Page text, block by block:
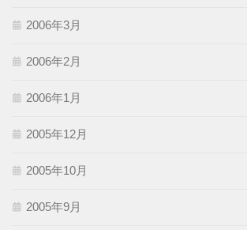
2006年3月
2006年2月
2006年1月
2005年12月
2005年10月
2005年9月